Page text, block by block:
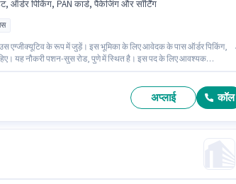
ऑर्डर पिकिंग, PAN कार्ड, पैकेजिंग और सॉर्टिंग
एग्जीक्यूटिव के रूप में जुड़ें। इस भूमिका के लिए आवेदक के पास ऑर्डर पिकिंग,
यह नौकरी पशन-सुस रोड, पुणे में स्थित है। इस पद के लिए आवश्यक
अप्लाई कॉल